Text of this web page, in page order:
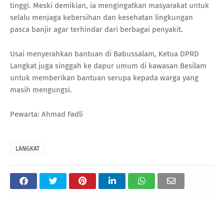
tinggi. Meski demikian, ia mengingatkan masyarakat untuk
selalu menjaga kebersihan dan kesehatan lingkungan
pasca banjir agar terhindar dari berbagai penyakit.
Usai menyerahkan bantuan di Babussalam, Ketua DPRD
Langkat juga singgah ke dapur umum di kawasan Besilam
untuk memberikan bantuan serupa kepada warga yang
masih mengungsi.
Pewarta: Ahmad Fadli
LANGKAT